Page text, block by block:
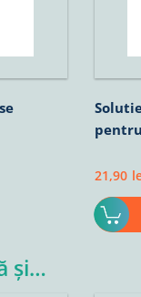
21,90
și…